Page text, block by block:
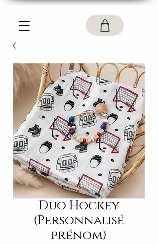
Duo Hockey
(Personnalisé
prénom)